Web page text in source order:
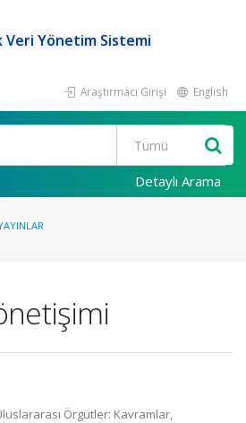
Veri Yönetim Sistemi
Araştırmacı Girişi English
Detaylı Arama
Örgütler: Kavramlar,